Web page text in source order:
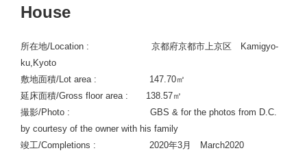
House
所在地/Location : 京都府京都市上京区 Kamigyo-
ku,Kyoto
敷地面積/Lot area : 147.70㎡
延床面積/Gross floor area : 138.57㎡
撮影/Photo : GBS & for the photos from D.C.
by courtesy of the owner with his family
竣工/Completions : 2020年3月 March2020